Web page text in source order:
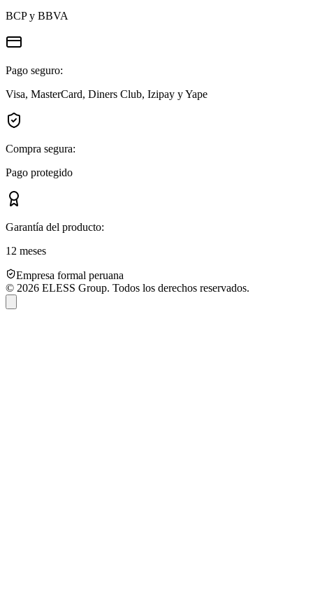
BCP y BBVA
Pago seguro:
Visa, MasterCard, Diners Club, Izipay y Yape
Compra segura:
Pago protegido
Garantía del producto:
12 meses
Empresa formal peruana
© 2026 ELESS Group. Todos los derechos reservados.